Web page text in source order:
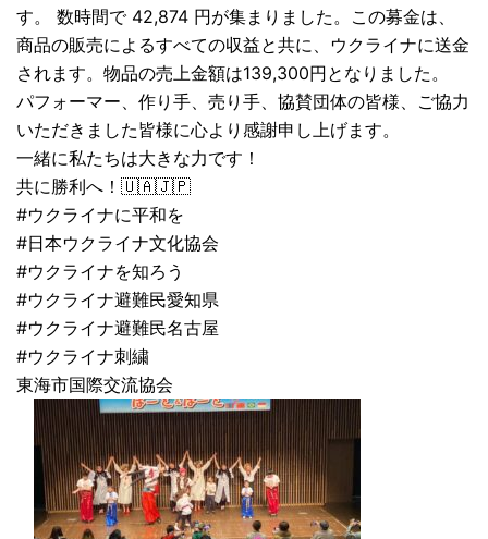
す。 数時間で 42,874 円が集まりました。この募金は、
商品の販売によるすべての収益と共に、ウクライナに送金
されます。物品の売上金額は139,300円となりました。
パフォーマー、作り手、売り手、協賛団体の皆様、ご協力
いただきました皆様に心より感謝申し上げます。
一緒に私たちは大きな力です！
共に勝利へ！🇺🇦🇯🇵
#ウクライナに平和を
#日本ウクライナ文化協会
#ウクライナを知ろう
#ウクライナ避難民愛知県
#ウクライナ避難民名古屋
#ウクライナ刺繍
東海市国際交流協会